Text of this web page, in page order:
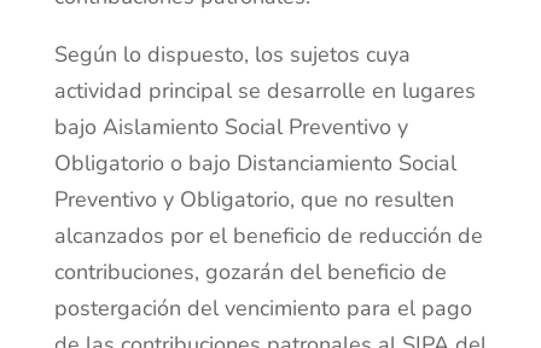
Según lo dispuesto, los sujetos cuya
actividad principal se desarrolle en lugares
bajo Aislamiento Social Preventivo y
Obligatorio o bajo Distanciamiento Social
Preventivo y Obligatorio, que no resulten
alcanzados por el beneficio de reducción de
contribuciones, gozarán del beneficio de
postergación del vencimiento para el pago